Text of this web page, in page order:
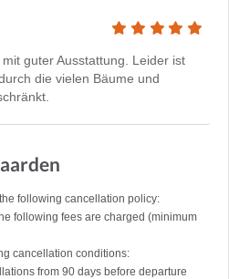
guter Ausstattung. Leider ist
die vielen Bäume und
following cancellation policy:
following fees are charged (minimum
cancellation conditions:
from 90 days before departure